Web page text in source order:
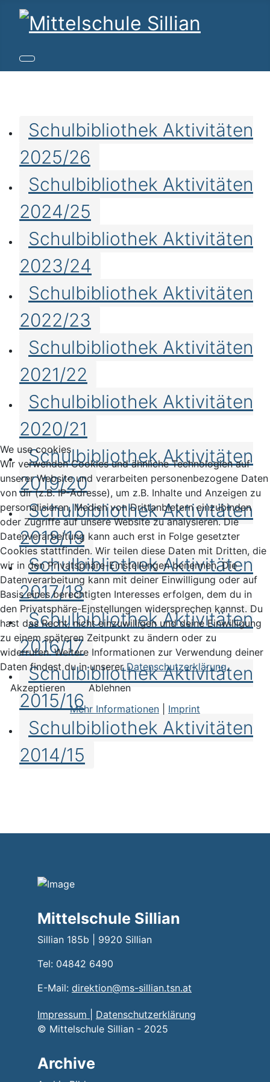
Schulbibliothek Aktivitäten
2025/26
Schulbibliothek Aktivitäten
2024/25
Schulbibliothek Aktivitäten
2023/24
Schulbibliothek Aktivitäten
2022/23
Schulbibliothek Aktivitäten
2021/22
Schulbibliothek Aktivitäten
2020/21
Schulbibliothek Aktivitäten
2019/20
Schulbibliothek Aktivitäten
2018/19
Schulbibliothek Aktivitäten
2017/18
Schulbibliothek Aktivitäten
2016/17
Schulbibliothek Aktivitäten
2015/16
Schulbibliothek Aktivitäten
2014/15
Mittelschule Sillian
Sillian 185b | 9920 Sillian
Tel: 04842 6490
E-Mail: direktion@ms-sillian.tsn.at
Impressum
Datenschutzerklärung
© Mittelschule Sillian - 2025
Archive
We use cookies
Wir verwenden Cookies und ähnliche Technologien auf
unserer Website und verarbeiten personenbezogene Daten
von dir (z.B. IP-Adresse), um z.B. Inhalte und Anzeigen zu
personalisieren, Medien von Drittanbietern einzubinden
oder Zugriffe auf unsere Website zu analysieren. Die
Datenverarbeitung kann auch erst in Folge gesetzter
Cookies stattfinden. Wir teilen diese Daten mit Dritten, die
wir in den Privatsphäre-Einstellungen benennen. Die
Datenverarbeitung kann mit deiner Einwilligung oder auf
Basis eines berechtigten Interesses erfolgen, dem du in
den Privatsphäre-Einstellungen widersprechen kannst. Du
hast das Recht, nicht einzuwilligen und deine Einwilligung
zu einem späteren Zeitpunkt zu ändern oder zu
widerrufen. Weitere Informationen zur Verwendung deiner
Daten findest du in unsererDatenschutzerklärung.
Akzeptieren
Ablehnen
Mehr Informationen
Imprint